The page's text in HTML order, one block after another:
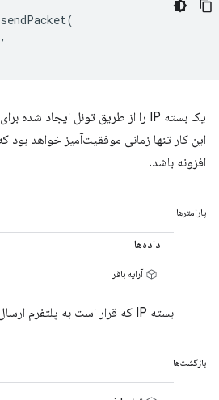
sendPacket(
,
افزونه باشد.
پارامترها
داده‌ها
آرایه بافر
بسته IP که قرار است به پلتفرم ارسال شود.
بازگشت‌ها